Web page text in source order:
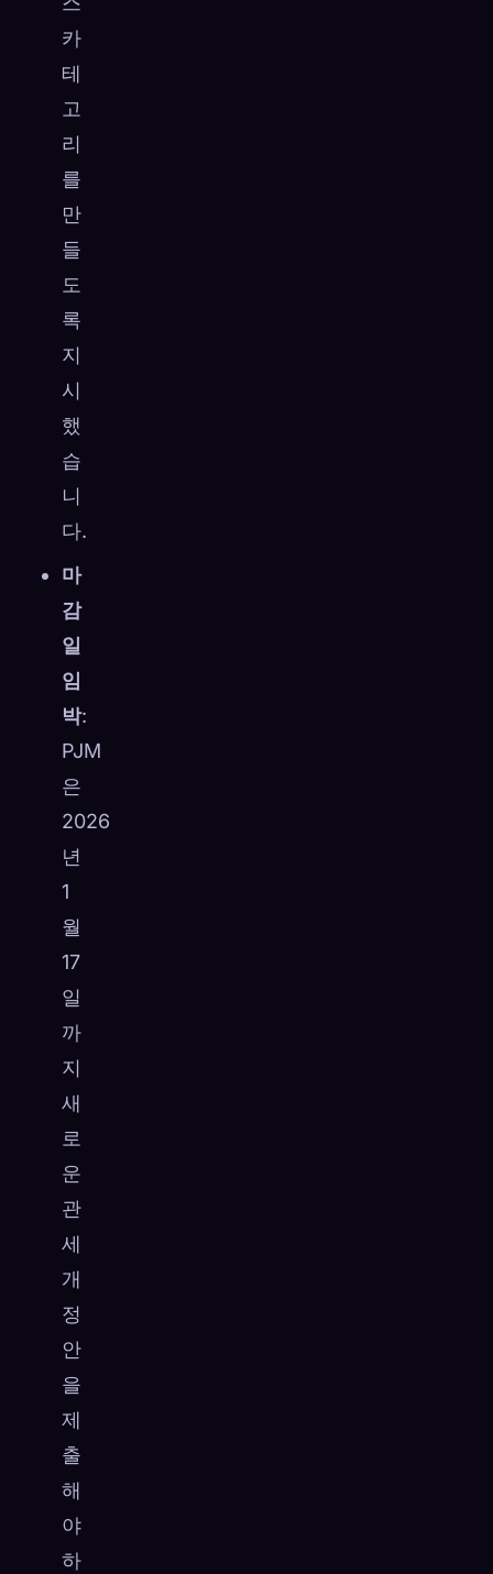
카
테
고
리
를
만
들
도
록
지
시
했
습
니
다.
마
감
일
임
박:
PJM
은
2026
년
1
월
17
일
까
지
새
로
운
관
세
개
정
안
을
제
출
해
야
하